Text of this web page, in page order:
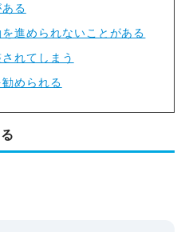
る
進められないことがある
れてしまう
められる